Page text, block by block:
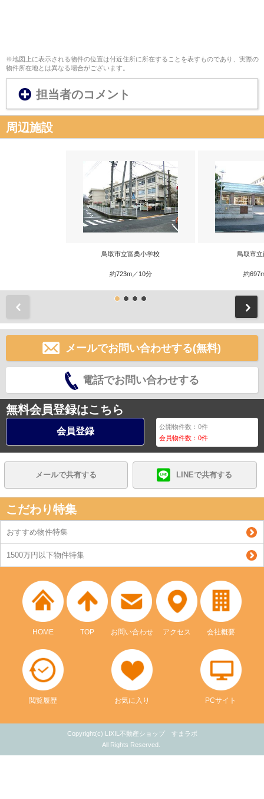
※地図上に表示される物件の位置は付近住所に所在することを表すものであり、実際の
物件所在地とは異なる場合がございます。
担当者のコメント
周辺施設
鳥取市立富桑小学校
約723m／10分
鳥取市
約
メールでお問い合わせする(無料)
電話でお問い合わせする
無料会員登録はこちら
会員登録 公開物件数：0件
会員物件数：0件
メールで共有する LINEで共有する
こだわり特集
おすすめ物件特集
1500万円以下物件特集
HOME TOP お問い合わせ アクセス 会社概要
閲覧履歴 お気に入り PCサイト
Copyright(c) LIXIL不動産ショップ すまラボ
All Rights Reserved.